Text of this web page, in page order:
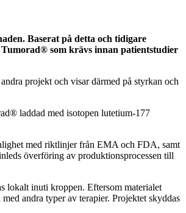
Baserat på detta och tidigare
som krävs innan patientstudier
projekt och visar därmed på styrkan och
laddad med isotopen lutetium-177
med riktlinjer från EMA och FDA, samt
överföring av produktionsprocessen till
lokalt inuti kroppen. Eftersom materialet
andra typer av terapier. Projektet skyddas